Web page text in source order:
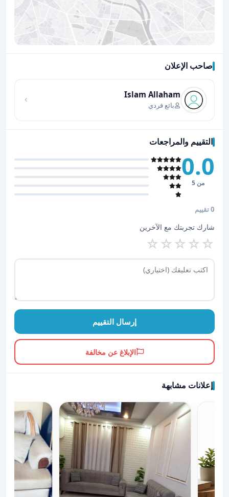
صاحب الإعلان
Islam Allaham
بائع فردي
التقييم والمراجعات
0.0
من 5
0 تقييم
شارك تجربتك مع الآخرين
☆
☆
☆
☆
☆
إرسال التقييم
الإبلاغ عن مخالفة
إعلانات مشابهة